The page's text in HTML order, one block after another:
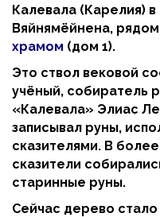
Калевала (Карелия)
Вяйнямёйнена,
храмом (дом 1).
Это ствол вековой
учёный, собиратель
«Калевала» Элиас
записывал руны,
сказителями. В
сказители
старинные руны.
Сейчас дерево